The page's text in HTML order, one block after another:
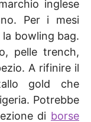
inglese
Per i mesi
bowling bag.
pelle trench,
A rifinire il
gold che
Potrebbe
di borse